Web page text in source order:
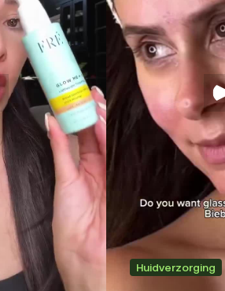
Huidverzorging